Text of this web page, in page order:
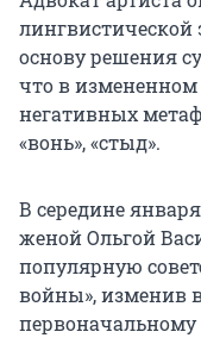
лингвистической
основу решения
что в
негативных
«вонь», «стыд».
В середине
женой Ольгой
популярную
войны», изменив